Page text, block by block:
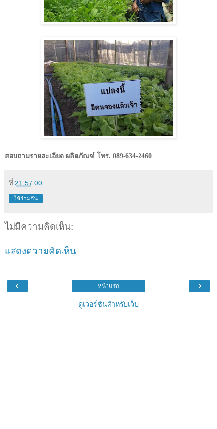
สอบถามรายละเอียด ผลิตภัณฑ์ โทร. 089-634-2460
ที่ 21:57:00
ใช้ร่วมกัน
ไม่มีความคิดเห็น:
แสดงความคิดเห็น
‹ ›
หน้าแรก
ดูเวอร์ชันสำหรับเว็บ